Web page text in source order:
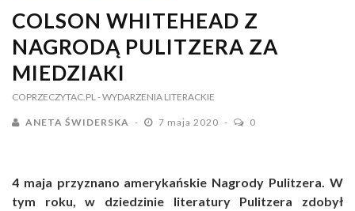
COLSON WHITEHEAD Z
NAGRODĄ PULITZERA ZA
MIEDZIAKI
COPRZECZYTAC.PL - WYDARZENIA LITERACKIE
ANETA ŚWIDERSKA 7 maja 2020 0
4 maja przyznano amerykańskie Nagrody Pulitzera. W
tym roku, w dziedzinie literatury Pulitzera zdobył